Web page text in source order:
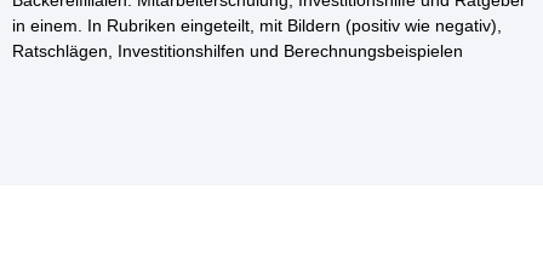
in einem. In Rubriken eingeteilt, mit Bildern (positiv wie negativ),
Ratschlägen, Investitionshilfen und Berechnungsbeispielen